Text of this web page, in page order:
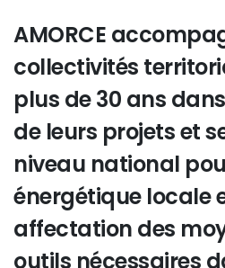
AMORCE
collectivités
plus de 30 ans
de leurs projets et
niveau national
énergétique locale
affectation des
outils nécessaires